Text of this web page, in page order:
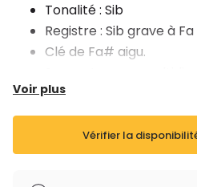
Tonalité : Sib
Registre : Sib grave à
Clé de Fa# aigu.
Tampons cuir
Les ressorts aiguille
Vendu avec étui sac à
Voir plus
Vérifier la